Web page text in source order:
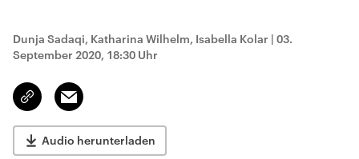
Dunja Sadaqi, Katharina Wilhelm, Isabella Kolar | 03.
September 2020, 18:30 Uhr
Link
kopieren/teilen
Email
Audio herunterladen